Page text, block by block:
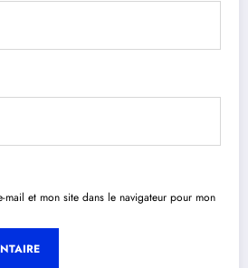
mail et mon site dans le navigateur pour mon